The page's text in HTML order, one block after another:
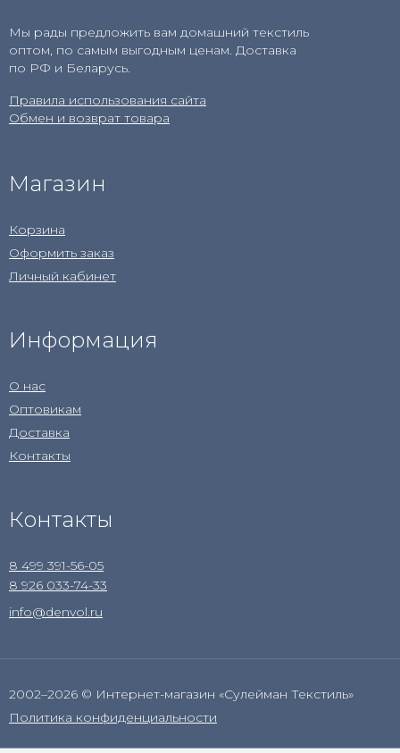
Мы рады предложить вам домашний текстиль
оптом, по самым выгодным ценам. Доставка
по РФ и Беларусь.
Правила использования сайта
Обмен и возврат товара
Магазин
Корзина
Оформить заказ
Личный кабинет
Информация
О нас
Оптовикам
Доставка
Контакты
Контакты
8 499 391-56-05
8 926 033-74-33
info@denvol.ru
2002–2026 © Интернет-магазин «Сулейман Текстиль»
Политика конфиденциальности